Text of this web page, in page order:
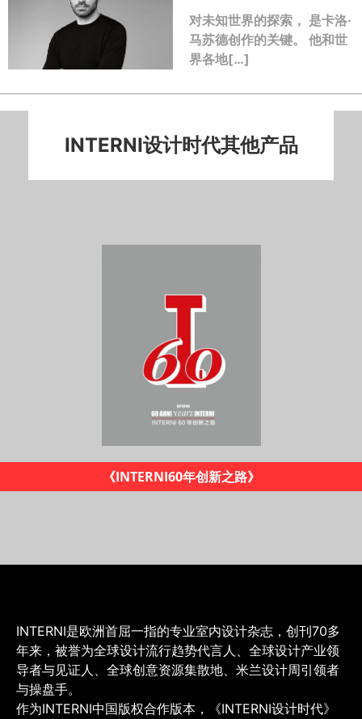
对未知世界的探索， 是卡洛·
马苏德创作的关键。 他和世
界各地[…]
INTERNI设计时代其他产品
《全球设计权力榜》
INTERNI是欧洲首屈一指的专业室内设计杂志，创刊70多
年来，被誉为全球设计流行趋势代言人、全球设计产业领
导者与见证人、全球创意资源集散地、米兰设计周引领者
与操盘手。
作为INTERNI中国版权合作版本，《INTERNI设计时代》